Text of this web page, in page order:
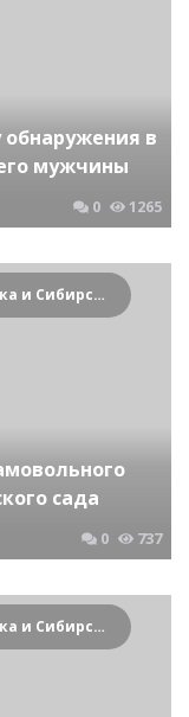
обнаружения в
мужчины
0 1265
Криминальные новости Новосибирска и Сибирского региона
сада
0 737
Криминальные новости Новосибирска и Сибирского региона